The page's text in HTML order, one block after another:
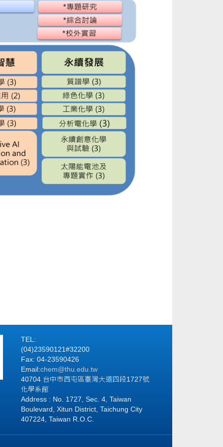
TEL:
(04)23590121#32200
Fax: 04-23590426
Email:chem@thu.edu.tw
40704 台中市西屯區臺灣大道四段1727號
化學系館
Address : No. 1727, Sec. 4, Taiwan
Boulevard, Xitun District, Taichung City
407224, Taiwan R.O.C.